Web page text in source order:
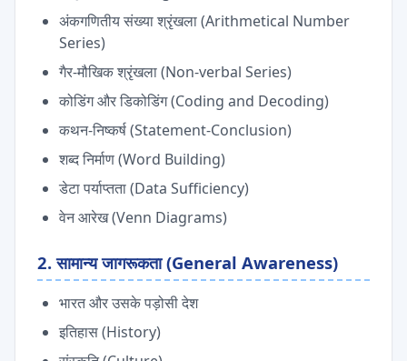
अंकगणितीय संख्या श्रृंखला (Arithmetical Number
Series)
गैर-मौखिक श्रृंखला (Non-verbal Series)
कोडिंग और डिकोडिंग (Coding and Decoding)
कथन-निष्कर्ष (Statement-Conclusion)
शब्द निर्माण (Word Building)
डेटा पर्याप्तता (Data Sufficiency)
वेन आरेख (Venn Diagrams)
2. सामान्य जागरूकता (General Awareness)
भारत और उसके पड़ोसी देश
इतिहास (History)